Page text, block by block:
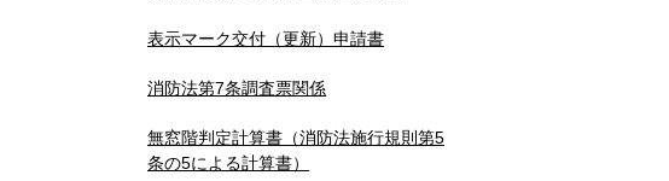
表示マーク交付（更新）申請書
消防法第7条調査票関係
無窓階判定計算書（消防法施行規則第5
条の5による計算書）